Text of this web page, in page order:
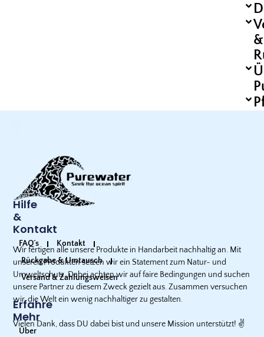
&
Wir fertigen alle unsere Produkte in Handarbeit nachhaltig an. Mit
unseren Produkten setzen wir ein Statement zum Natur- und
Umweltschutz. Dabei achten wir auf faire Bedingungen und suchen
unsere Partner zu diesem Zweck gezielt aus. Zusammen versuchen
wir, die Welt ein wenig nachhaltiger zu gestalten.
Vielen Dank, dass DU dabei bist und unsere Mission unterstützt! ✌️
Hilfe
&
Kontakt
FAQ´s
Kontakt
Rückgabe & Umtausch
Versand & Zahlungsweisen
Erfahre
Mehr
Über